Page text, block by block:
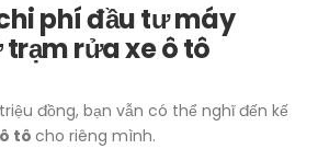
phí đầu tư máy
rửa xe ô tô
đồng, bạn vẫn có thể nghĩ đến kế
tô cho riêng mình.